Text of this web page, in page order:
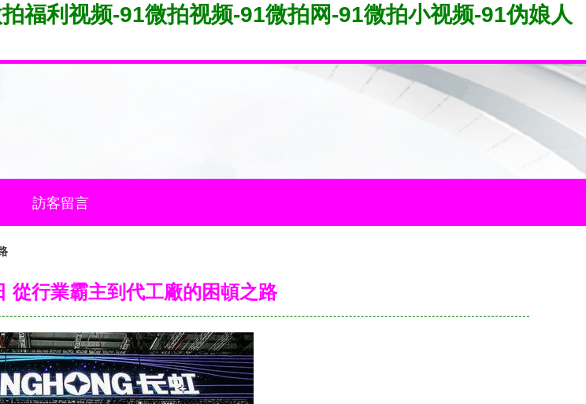
福利视频-91微拍视频-91微拍网-91微拍小视频-91伪娘人
訪客留言
從行業霸主到代工廠的困頓之路